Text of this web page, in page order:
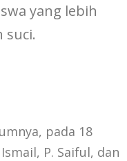
yang lebih
suci.
pada 18
P. Saiful, dan